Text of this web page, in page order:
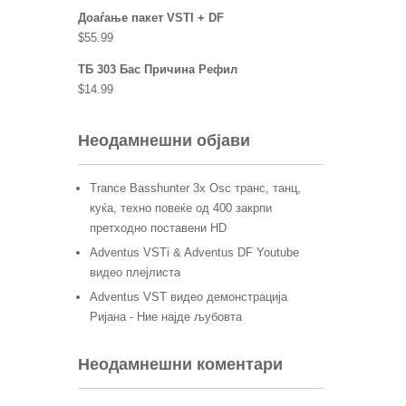
Доаѓање пакет VSTI + DF
$55.99
ТБ 303 Бас Причина Рефил
$14.99
Неодамнешни објави
Trance Basshunter 3x Osc транс, танц,
куќа, техно повеќе од 400 закрпи
претходно поставени HD
Adventus VSTi & Adventus DF Youtube
видео плејлиста
Adventus VST видео демонстрација
Ријана - Ние најде љубовта
Неодамнешни коментари